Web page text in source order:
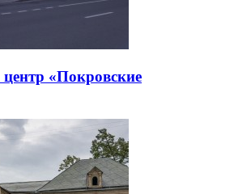
«Покровские